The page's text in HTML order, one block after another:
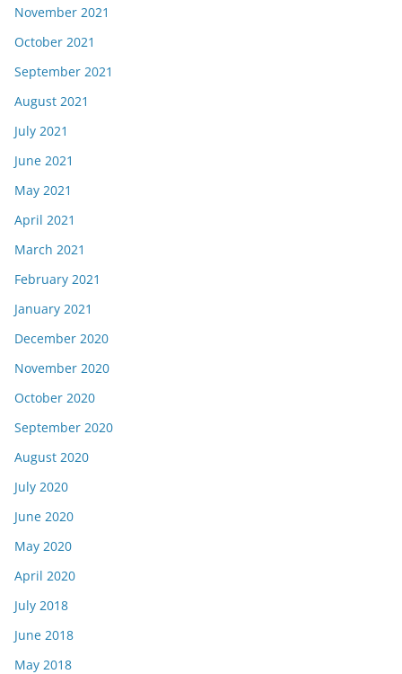
November 2021
October 2021
September 2021
August 2021
July 2021
June 2021
May 2021
April 2021
March 2021
February 2021
January 2021
December 2020
November 2020
October 2020
September 2020
August 2020
July 2020
June 2020
May 2020
April 2020
July 2018
June 2018
May 2018